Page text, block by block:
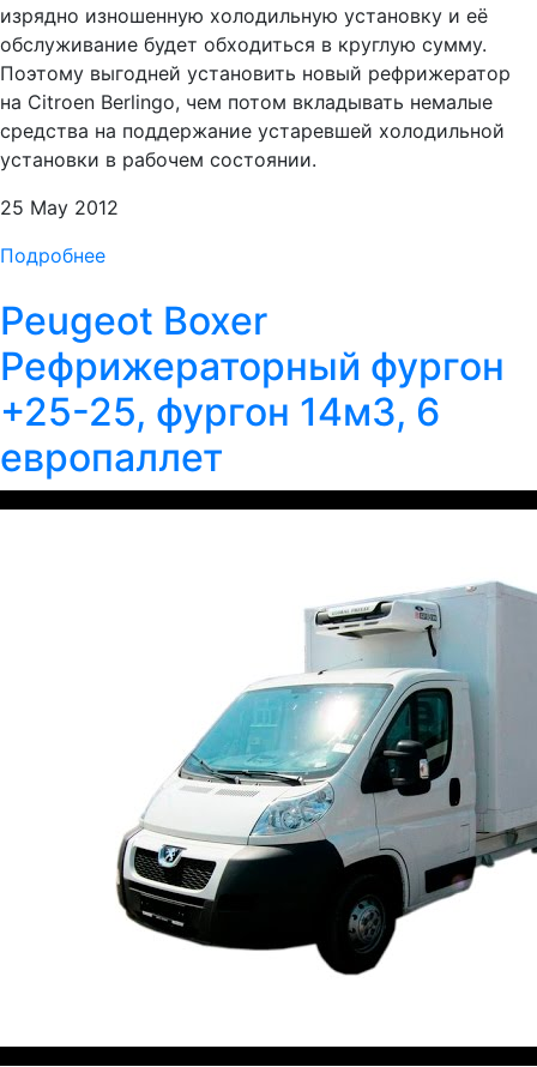
изрядно изношенную холодильную установку и её
обслуживание будет обходиться в круглую сумму.
Поэтому выгодней установить новый рефрижератор
на Citroen Berlingo, чем потом вкладывать немалые
средства на поддержание устаревшей холодильной
установки в рабочем состоянии.
25 May 2012
Подробнее
Peugeot Boxer
Рефрижераторный фургон
+25-25, фургон 14м3, 6
европаллет